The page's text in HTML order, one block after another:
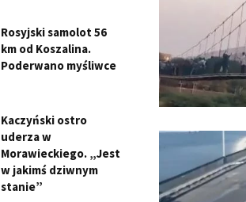
Rosyjski samolot 56
km od Koszalina.
Poderwano myśliwce
Kaczyński ostro
uderza w
Morawieckiego. „Jest
w jakimś dziwnym
stanie”